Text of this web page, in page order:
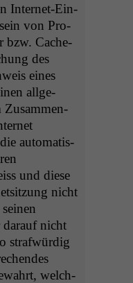
Inter­net-Ein­
von Pro­
bzw. Cache-
des
eines
all­ge­
Zusam­men­
automa­tis­
und diese
nicht
darauf nicht
strafwürdig
welch­